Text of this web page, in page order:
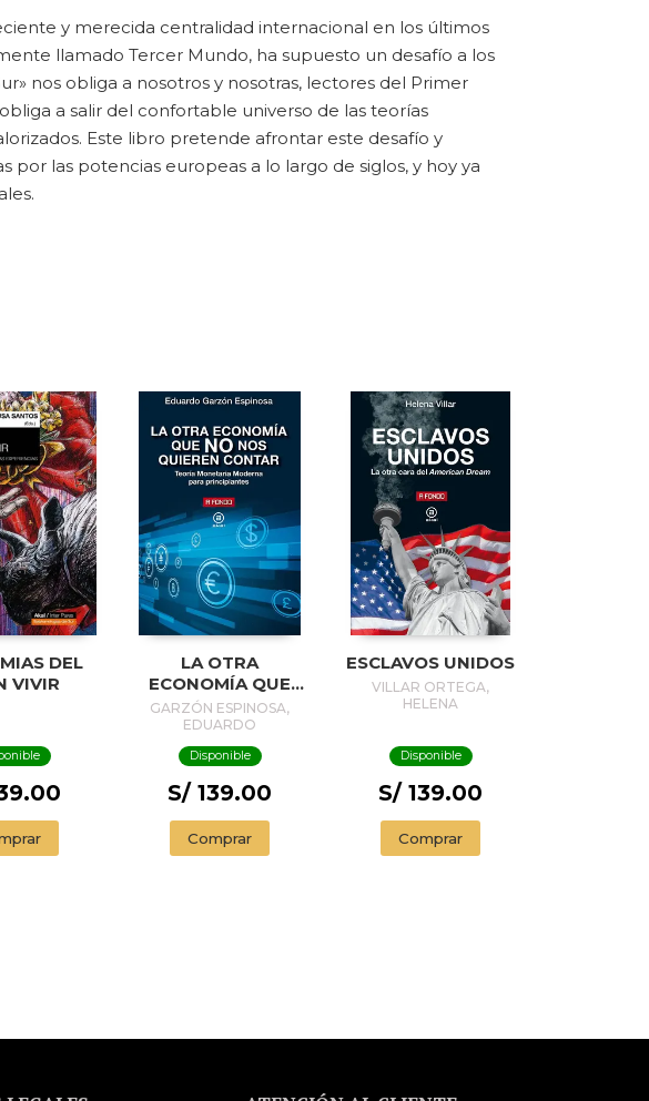
y merecida centralidad internacional en los últimos
llamado Tercer Mundo, ha supuesto un desafío a los
nos obliga a nosotros y nosotras, lectores del Primer
a salir del confortable universo de las teorías
Este libro pretende afrontar este desafío y
por las potencias europeas a lo largo de siglos, y hoy ya
DEL
VIVIR
LA OTRA
ECONOMÍA QUE
NO NOS QUIEREN
CONTAR
GARZÓN ESPINOSA,
EDUARDO
Disponible
S/ 139.00
Comprar
ESCLAVOS UNIDOS
VILLAR ORTEGA,
HELENA
Disponible
S/ 139.00
Comprar